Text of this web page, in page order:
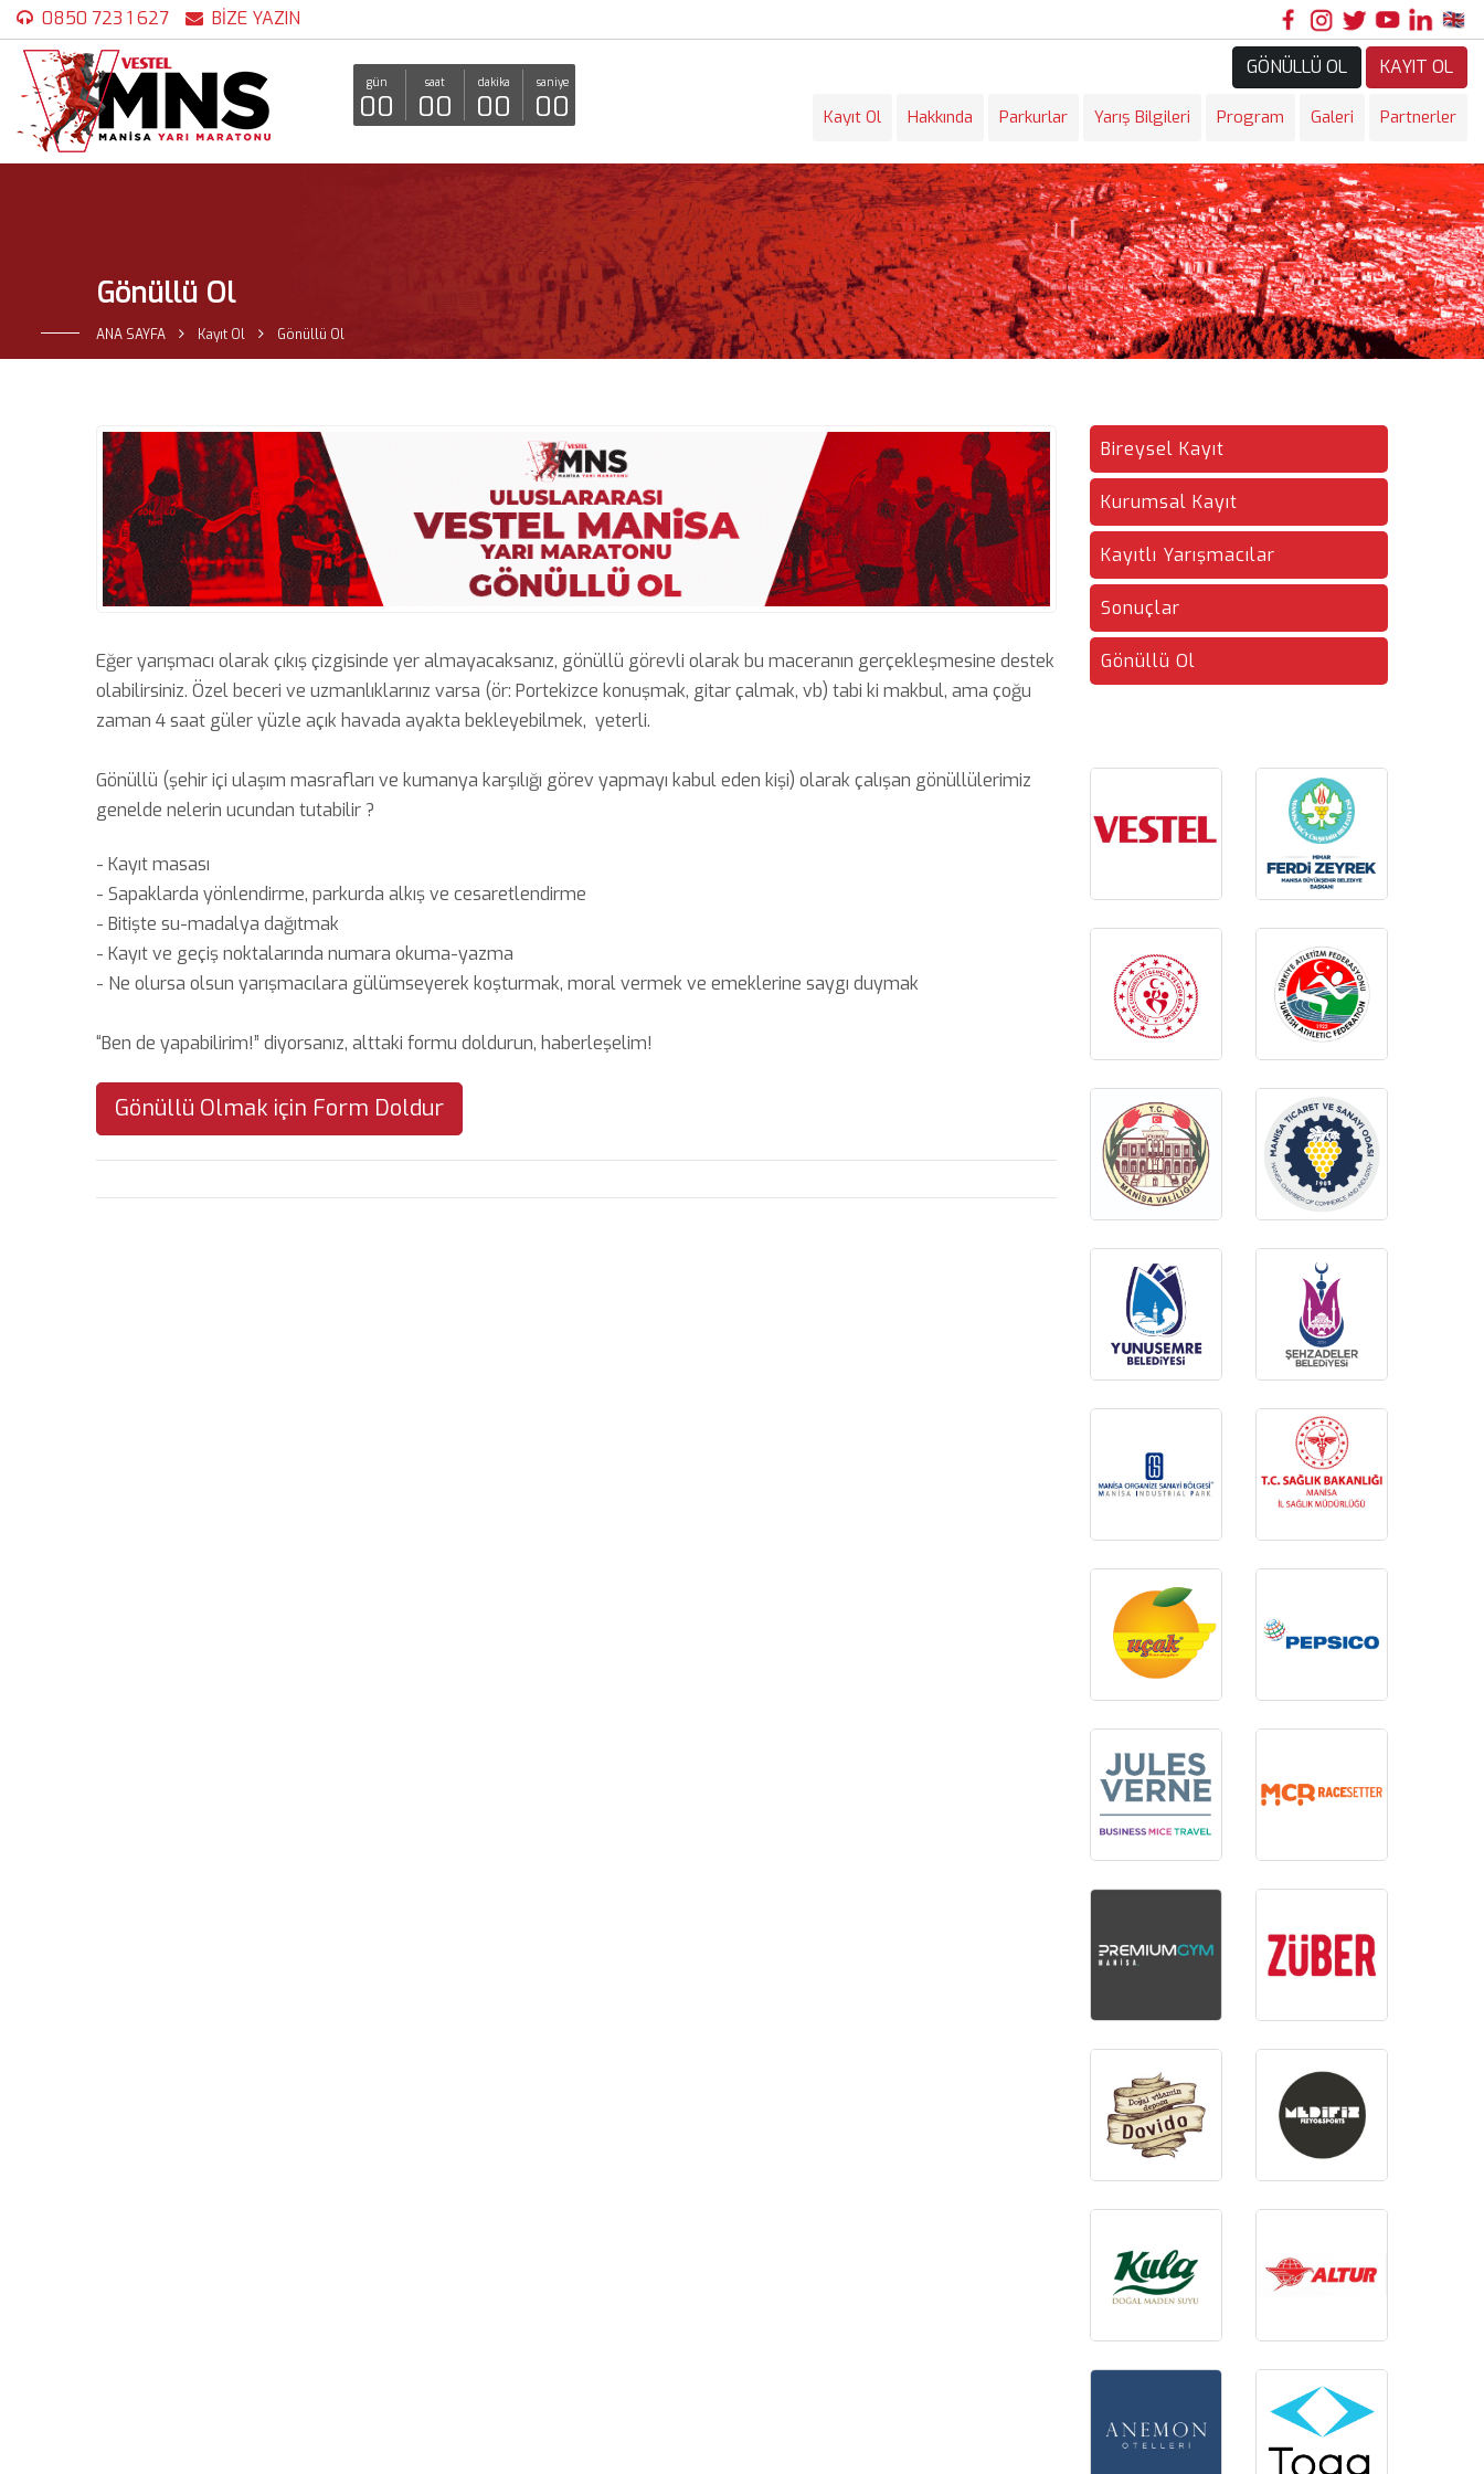
0850 723 1 627 BİZE YAZIN
gün
00
saat
00
dakika
00
saniye
00
GÖNÜLLÜ OL KAYIT OL
Kayıt Ol Hakkında Parkurlar Yarış Bilgileri Program Galeri Partnerler
Gönüllü Ol
ANA SAYFA Kayıt Ol Gönüllü Ol
Eğer yarışmacı olarak çıkış çizgisinde yer almayacaksanız, gönüllü görevli olarak bu maceranın gerçekleşmesine destek
olabilirsiniz. Özel beceri ve uzmanlıklarınız varsa (ör: Portekizce konuşmak, gitar çalmak, vb) tabi ki makbul, ama çoğu
zaman 4 saat güler yüzle açık havada ayakta bekleyebilmek, yeterli.
Gönüllü (şehir içi ulaşım masrafları ve kumanya karşılığı görev yapmayı kabul eden kişi) olarak çalışan gönüllülerimiz
genelde nelerin ucundan tutabilir ?
- Kayıt masası
- Sapaklarda yönlendirme, parkurda alkış ve cesaretlendirme
- Bitişte su-madalya dağıtmak
- Kayıt ve geçiş noktalarında numara okuma-yazma
- Ne olursa olsun yarışmacılara gülümseyerek koşturmak, moral vermek ve emeklerine saygı duymak
“Ben de yapabilirim!” diyorsanız, alttaki formu doldurun, haberleşelim!
Gönüllü Olmak için Form Doldur
Bireysel Kayıt
Kurumsal Kayıt
Kayıtlı Yarışmacılar
Sonuçlar
Gönüllü Ol